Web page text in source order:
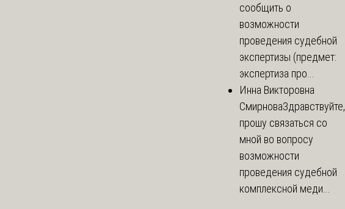
сообщить о
возможности
проведения судебной
экспертизы (предмет:
экспертиза про...
Инна Викторовна
СмирноваЗдравствуйте,
прошу связаться со
мной во вопросу
возможности
проведения судебной
комплексной меди...